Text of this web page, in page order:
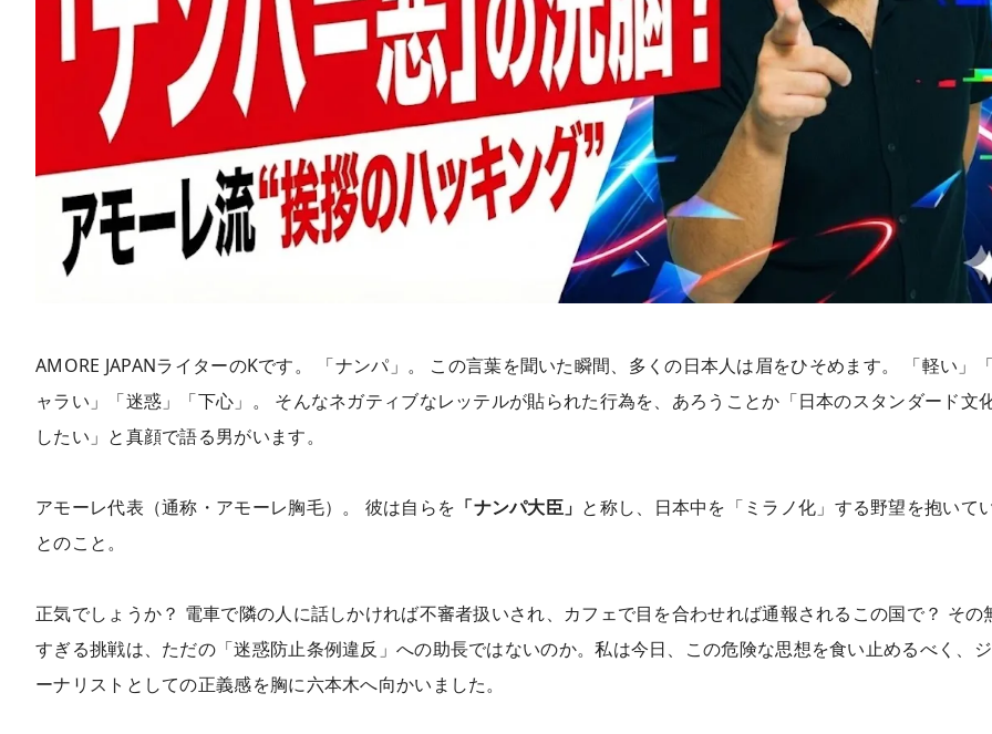
AMORE JAPANライターのKです。 「ナンパ」。 この言葉を聞いた瞬間、多くの日本人は眉をひそめます。 「軽い」
ャラい」「迷惑」「下心」。 そんなネガティブなレッテルが貼られた行為を、あろうことか「日本のスタンダード文
したい」と真顔で語る男がいます。
アモーレ代表（通称・アモーレ胸毛）。 彼は自らを 「ナンパ大臣」 と称し、日本中を「ミラノ化」する野望を抱いて
とのこと。
正気でしょうか？ 電車で隣の人に話しかければ不審者扱いされ、カフェで目を合わせれば通報されるこの国で？ その
すぎる挑戦は、ただの「迷惑防止条例違反」への助長ではないのか。私は今日、この危険な思想を食い止めるべく、
ーナリストとしての正義感を胸に六本木へ向かいました。